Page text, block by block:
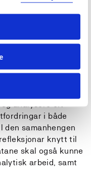
leiing i privat og
analysere eit
i både
den samanhengen
knytt til
skal også kunne
arbeid, samt